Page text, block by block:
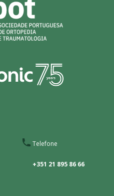
Telefone
+351 21 895 86 66